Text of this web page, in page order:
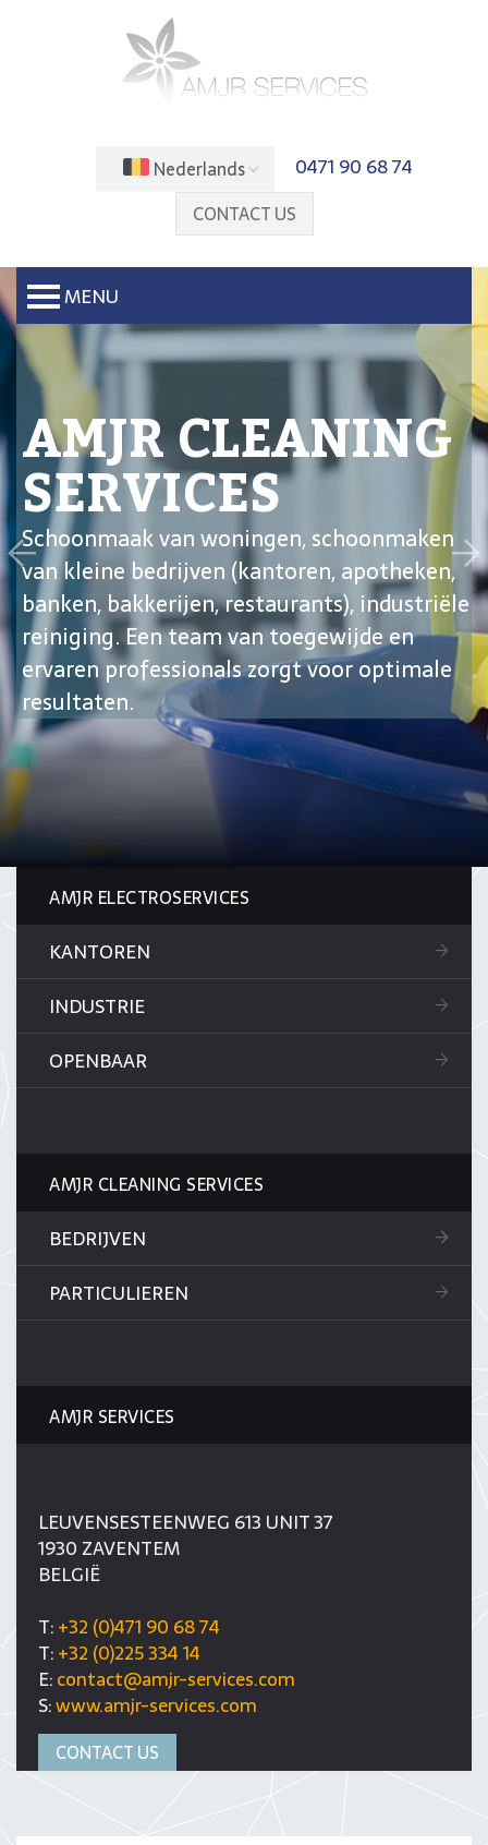
Nederlands 0471 90 68 74
CONTACT US
MENU
AMJR CLEANING
SERVICES
Schoonmaak van woningen, schoonmaken
van kleine bedrijven (kantoren, apotheken,
banken, bakkerijen, restaurants), industriële
reiniging. Een team van toegewijde en
ervaren professionals zorgt voor optimale
resultaten.
AMJR ELECTROSERVICES
KANTOREN
INDUSTRIE
OPENBAAR
AMJR CLEANING SERVICES
BEDRIJVEN
PARTICULIEREN
AMJR SERVICES
LEUVENSESTEENWEG 613 UNIT 37
1930 ZAVENTEM
BELGIË
T:+32 (0)471 90 68 74
T:+32 (0)225 334 14
E:contact@amjr-services.com
S:www.amjr-services.com
CONTACT US